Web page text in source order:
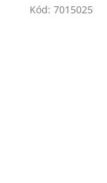
Kód: 7015025